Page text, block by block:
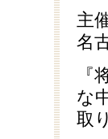
主
名
な
取